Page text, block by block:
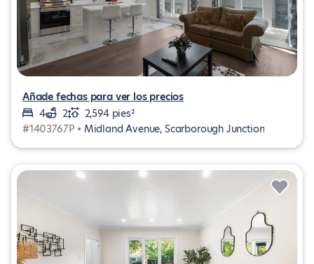
Añade fechas para ver los precios
4
2
2,594 pies²
#1403767P • Midland Avenue, Scarborough Junction